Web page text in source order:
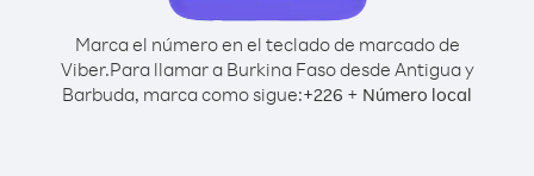
Marca el número en el teclado de marcado de
Viber.Para llamar a Burkina Faso desde Antigua y
Barbuda, marca como sigue:+226 + Número local